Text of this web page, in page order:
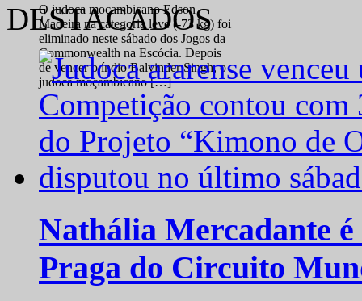
O judoca moçambicano Edson
Madeira na categoria leve (-73 kg) foi
eliminado neste sábado dos Jogos da
Commonwealth na Escócia. Depois
de vencer o índio Balvinder Singh, o
judoca moçambicano […]
DESTACADOS
Nathália Mercadante
Praga do Circuito